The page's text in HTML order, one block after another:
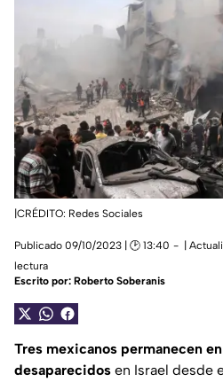
|CRÉDITO: Redes Sociales
Publicado 09/10/2023 | 🕑 13:40 |
lectura
Escrito por: Roberto Soberanis
Tres mexicanos permanecen
desaparecidos en Israel desde